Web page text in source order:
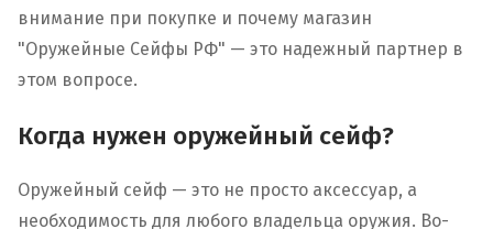
внимание при покупке и почему магазин
"Оружейные Сейфы РФ" — это надежный партнер в
этом вопросе.
Когда нужен оружейный сейф?
Оружейный сейф — это не просто аксессуар, а
необходимость для любого владельца оружия. Во-